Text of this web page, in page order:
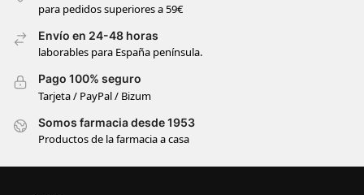
para pedidos superiores a 59€
Envío en 24-48 horas
laborables para España península.
Pago 100% seguro
Tarjeta / PayPal / Bizum
Somos farmacia desde 1953
Productos de la farmacia a casa